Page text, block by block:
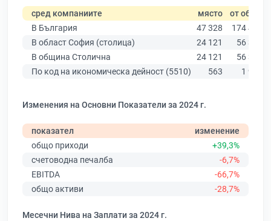
сред компаниите място от общо
В България
47 328
174 403
В област София (столица)
24 121
56 378
В община Столична
24 121
56 378
По код на икономическа дейност (5510)
563 1 922
Изменения на Основни Показатели за 2024 г.
показател
изменение
общо приходи
+39,3%
счетоводна печалба
-6,7%
EBITDA
-66,7%
общо активи
-28,7%
Месечни Нива на Заплати за 2024 г.